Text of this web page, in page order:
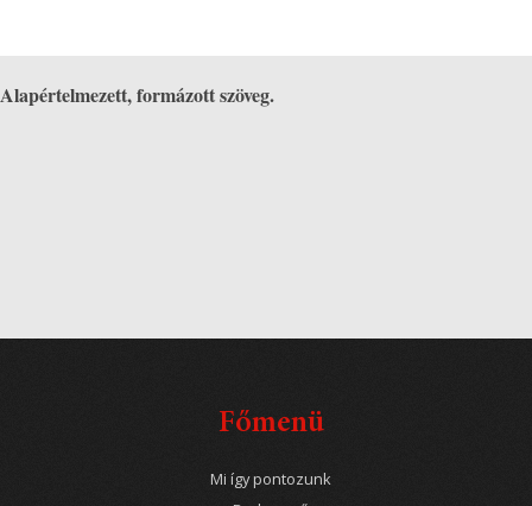
Alapértelmezett, formázott szöveg.
Főmenü
Mi így pontozunk